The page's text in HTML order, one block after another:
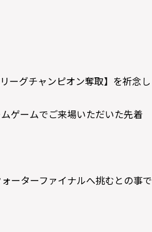
ーグチャンピオン奪取】を祈念し
ゲームでご来場いただいた先着
ーターファイナルへ挑むとの事で